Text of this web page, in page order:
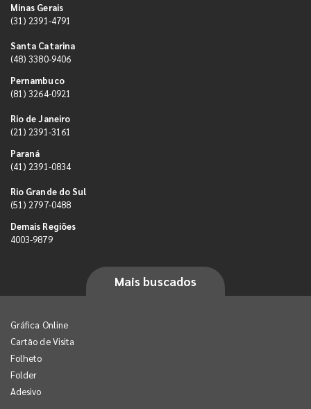
Minas Gerais
(31) 2391-4791
Santa Catarina
(48) 3380-9406
Pernambuco
(81) 3264-0921
Rio de Janeiro
(21) 2391-3161
Paraná
(41) 2391-0834
Rio Grande do Sul
(51) 2797-0488
Demais Regiões
4003-9879
Mais buscados
Gráfica Online
Cartão de Visita
Folheto
Folder
Adesivo